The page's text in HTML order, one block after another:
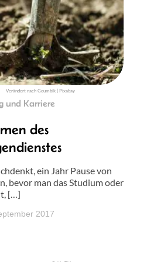
Verändert nach Goumbik | Pixabay
und Karriere
des
ein Jahr Pause von
bevor man das Studium oder
[…]
2017